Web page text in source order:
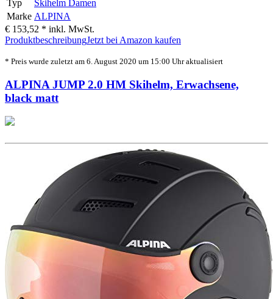
Typ
Skihelm Damen
Marke ALPINA
€ 153,52 * inkl. MwSt.
ProduktbeschreibungJetzt bei Amazon kaufen
* Preis wurde zuletzt am 6. August 2020 um 15:00 Uhr aktualisiert
ALPINA JUMP 2.0 HM Skihelm, Erwachsene,
black matt